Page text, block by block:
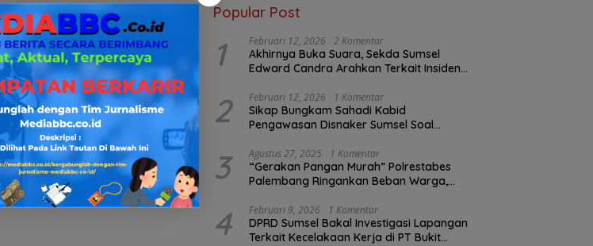
Popular Post
1 Februari 12, 2026 2 Komentar
Akhirnya Buka Suara, Sekda Sumsel
Edward Candra Arahkan Terkait Insiden
2 Februari 12, 2026 1 Komentar
Sikap Bungkam Sahadi Kabid
Pengawasan Disnaker Sumsel Soal
Pengawasan K3?
3 Agustus 27, 2025 1 Komentar
“Gerakan Pangan Murah” Polrestabes
Palembang Ringankan Beban Warga,
4 Februari 9, 2026 1 Komentar
DPRD Sumsel Bakal Investigasi Lapangan
Terkait Kecelakaan Kerja di PT Bukit